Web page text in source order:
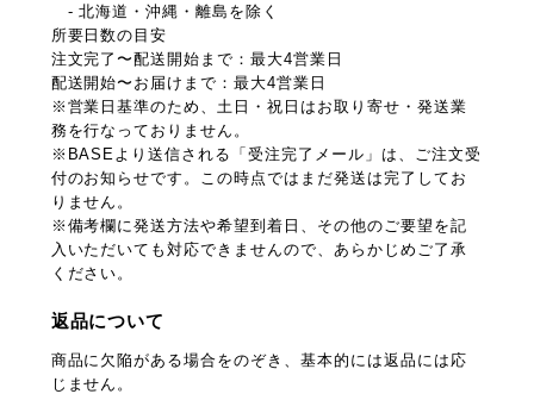
- 北海道・沖縄・離島を除く
所要日数の目安
注文完了〜配送開始まで：最大4営業日
配送開始〜お届けまで：最大4営業日
※営業日基準のため、土日・祝日はお取り寄せ・発送業
務を行なっておりません。
※BASEより送信される「受注完了メール」は、ご注文受
付のお知らせです。この時点ではまだ発送は完了してお
りません。
※備考欄に発送方法や希望到着日、その他のご要望を記
入いただいても対応できませんので、あらかじめご了承
ください。
返品について
商品に欠陥がある場合をのぞき、基本的には返品には応
じません。